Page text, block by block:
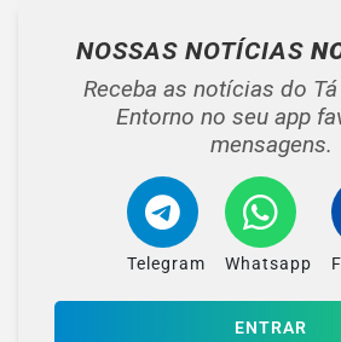
NOSSAS NOTÍCIAS
Receba as notícias do
Entorno no seu app
mensagens.
Telegram Whatsapp
ENTRAR